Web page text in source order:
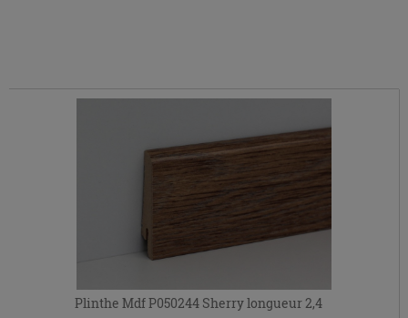
Plinthe Mdf P050244 Sherry longueur 2,4